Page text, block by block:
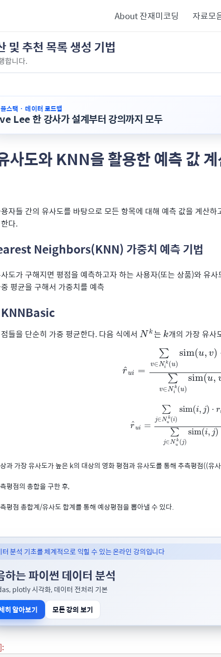
About 잔재미코딩 자료모
및 추천 목록 생성 기법
합니다.
스택 · 데이터 로드맵
Lee 한 강사가 설계부터 강의까지 모두
사도와 KNN을 활용한 예측 값
자들 간의 유사도를 바탕으로 모든 항목에 대해 예측 값을 계산
다.
Neighbors(KNN) 가중치 예측 기법
도가 구해지면 평점을 예측하고자 하는 사용자(또는 상품)와 유
평균을 구해서 가중치를 예측
들을 단순히 가중 평균한다. 다음 식에서 N k
Nk 는 k
k개의 가장 유사
r
^ui =
∑
v∈N k
i
(u)
sim(u, v)
∑
v∈N k
i
(u)
sim(u,
r^ui =∑ v∈Nik(u)sim(u,v)⋅rvi
r
^ui =
∑
j∈N k
u (i)
sim(i, j) ⋅ r
∑
j∈N k
u (j)
sim(i, j)
r^ui =∑ j∈Nuk(i)sim(i,j)⋅ruj
과 가장 유사도가 높은 k의 대상의 영화 평점과 유사도를 통해 추측평점((유
평점의 총합을 구한 후,
평점 총합계/유사도 합계를 통해 예상평점을 뽑아낼 수 있다.
터 분석 기초를 체계적으로 익힐 수 있는 온라인 강의입니다
하는 파이썬 데이터 분석
plotly 시각화, 데이터 전처리 기본
히 알아보기
모든 강의 보기